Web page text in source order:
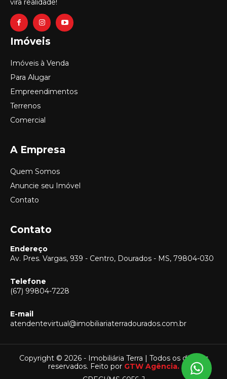
vira realidade!
Imóveis
Imóveis à Venda
Para Alugar
Empreendimentos
Terrenos
Comercial
A Empresa
Quem Somos
Anuncie seu Imóvel
Contato
Contato
Endereço
Av. Pres. Vargas, 939 - Centro, Dourados - MS, 79804-030
Telefone
(67) 99804-7228
E-mail
atendentevirtual@imobiliariaterradourados.com.br
Copyright © 2026 - Imobiliária Terra | Todos os direitos
reservados. Feito por GTW Agência.
Vendas
(67) 99804-7228
Locação
(67) 99804-7228